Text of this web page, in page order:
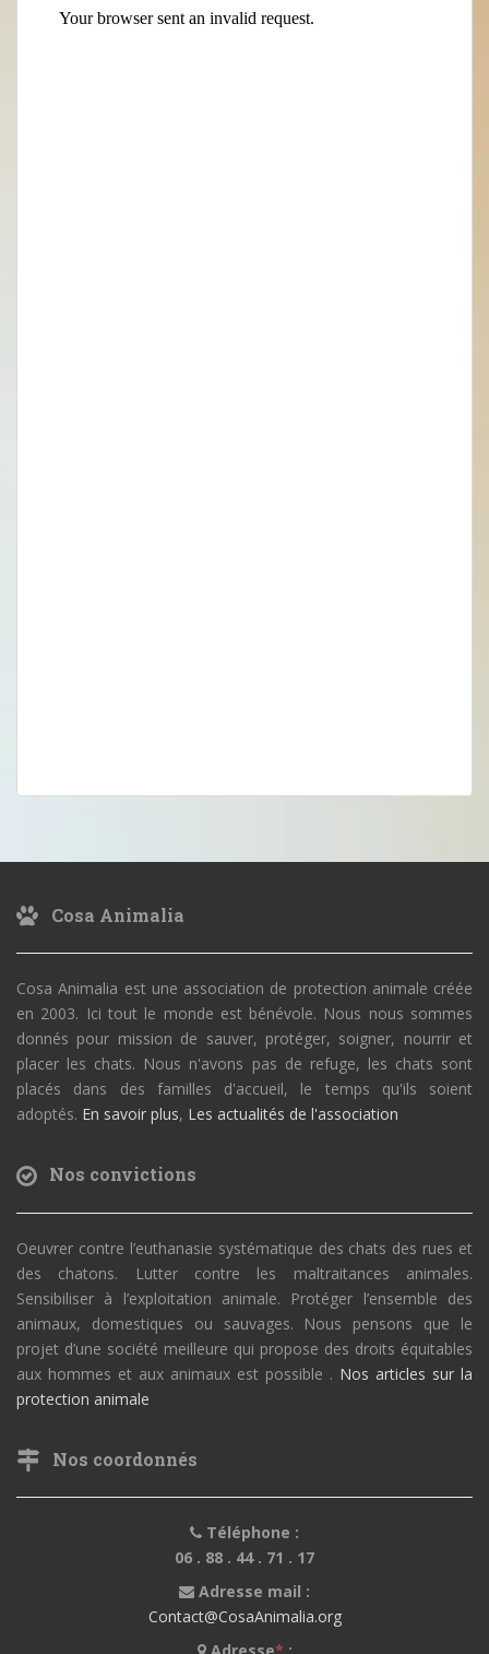
Cosa Animalia
Cosa Animalia est une association de protection animale créée
en 2003. Ici tout le monde est bénévole. Nous nous sommes
donnés pour mission de sauver, protéger, soigner, nourrir et
placer les chats. Nous n'avons pas de refuge, les chats sont
placés dans des familles d'accueil, le temps qu'ils soient
adoptés. En savoir plus, Les actualités de l'association
Nos convictions
Oeuvrer contre l’euthanasie systématique des chats des rues et
des chatons. Lutter contre les maltraitances animales.
Sensibiliser à l’exploitation animale. Protéger l’ensemble des
animaux, domestiques ou sauvages. Nous pensons que le
projet d’une société meilleure qui propose des droits équitables
aux hommes et aux animaux est possible . Nos articles sur la
protection animale
Nos coordonnés
Téléphone :
06 . 88 . 44 . 71 . 17
Adresse mail :
Contact@CosaAnimalia.org